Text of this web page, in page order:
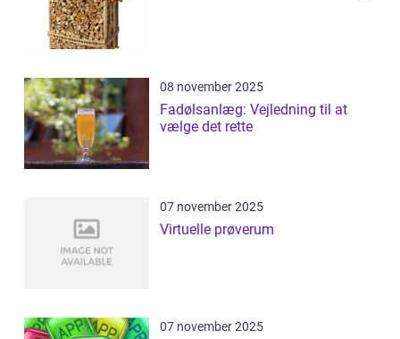
08 november 2025
Fadølsanlæg: Vejledning til at
vælge det rette
07 november 2025
Virtuelle prøverum
07 november 2025